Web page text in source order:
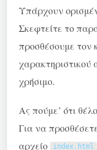
Υπάρχουν
Σκεφτείτε το
προσθέσουμε τον
χαρακτηριστικού
χρήσιμο.
Ας πούμε’ ότι
Για να
αρχείο
index. html